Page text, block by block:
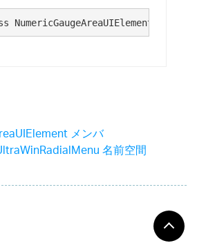
NumericGaugeAreaUIElement :
メンバ
名前空間